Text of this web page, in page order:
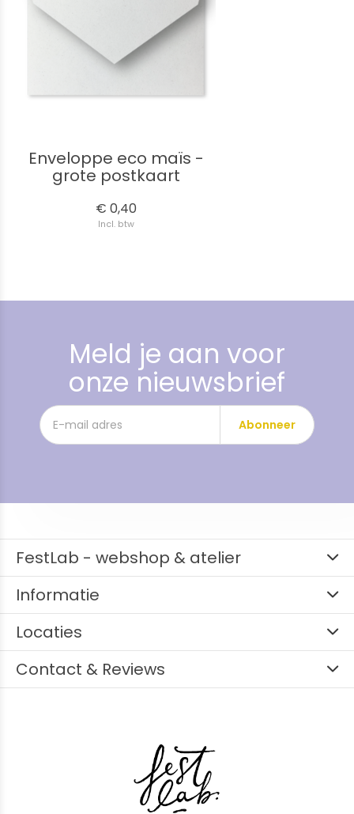
Enveloppe eco maïs -
grote postkaart
€ 0,40
Incl. btw
Meld je aan voor
onze nieuwsbrief
Abonneer
FestLab - webshop & atelier
Informatie
Locaties
Contact & Reviews